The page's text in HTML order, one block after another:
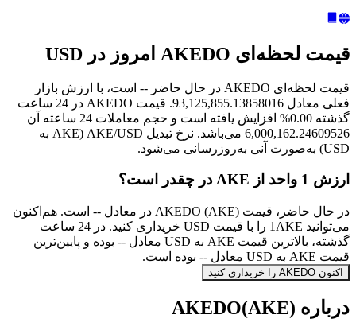
قیمت لحظه‌ای AKEDO امروز در USD
قیمت لحظه‌ای AKEDO در حال حاضر -- است، با ارزش بازار
فعلی معادل 93,125,855.13858016. قیمت AKEDO در 24 ساعت
گذشته 0.00% افزایش یافته است و حجم معاملات 24 ساعته آن
6,000,162.24609526 می‌باشد. نرخ تبدیل AKE/USD (AKE به
USD) به‌صورت آنی به‌روزرسانی می‌شود.
ارزش 1 واحد از AKE در چقدر است؟
در حال حاضر، قیمت AKEDO (AKE) در معادل -- است. هم‌اکنون
می‌توانید 1AKE را با قیمت USD خریداری کنید. در 24 ساعت
گذشته، بالاترین قیمت AKE به USD معادل -- بوده و پایین‌ترین
قیمت AKE به USD معادل -- بوده است.
اکنون AKEDO را خریداری کنید
درباره AKEDO(AKE)